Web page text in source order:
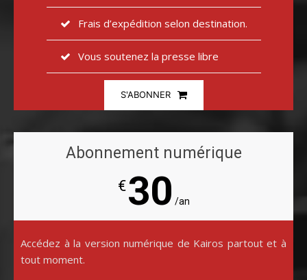
Frais d’expédition selon destination.
Vous soutenez la presse libre
S'ABONNER
Abonnement numérique
€30 /an
Accédez à la version numérique de Kairos partout et à
tout moment.